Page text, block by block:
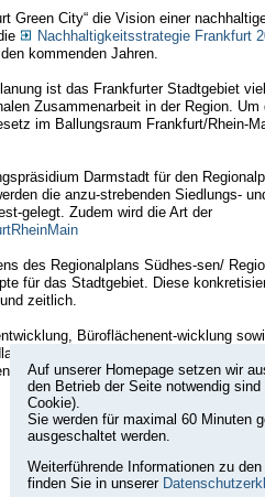
Green City“ die Vision einer
Nachhaltigkeitsstrategie Frankfurt
kommenden Jahren.
ist das Frankfurter Stadtgebiet
Zusammenarbeit in der Region. Um
im Ballungsraum Frankfurt/Rhein-
Darmstadt für den
die anzu-strebenden Siedlungs-
gelegt. Zudem wird die Art der
des Regionalplans Südhes-sen/
für das Stadtgebiet. Diese
zeitlich.
Büroflächenent-wicklung
für die weitere städtebauliche
Auf unserer Homepage setzen wir
den Betrieb der Seite notwendig
Cookie).
Sie werden für maximal 60 Minuten
ausgeschaltet werden.
Weiterführende Informationen zu
finden Sie in unserer